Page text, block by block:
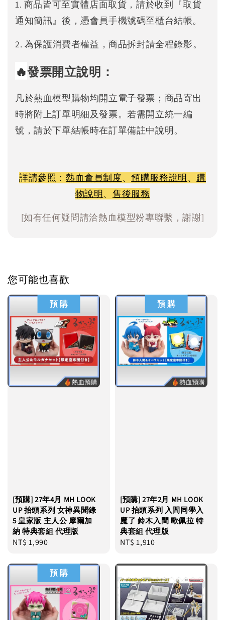
1. 商品皆可至實體店面取貨，請於收到『取貨
通知簡訊』後，憑會員手機號碼至櫃台結帳。
2. 為保護消費者權益，商品拆封請全程錄影。
🔥發票開立說明：
凡於熱血模型購物均開立電子發票；商品寄出
時將附上訂單明細及發票。若需開立統一編
號，請於下單結帳時在訂單備註中說明。
詳請參照： 熱血會員制度、預購服務說明、 購
物說明、 售後服務
[如有任何疑問請洽熱血模型粉專聯繫，謝謝]
您可能也喜歡
預 購
[預購] 27年4月 MH LOOK
UP 抬頭系列 女神異聞錄
5 皇家版 主人公 摩爾加
納 特典套組 代理版
Regular
NT$ 1,990
預 購
[預購] 27年2月 MH LOOK
UP 抬頭系列 入間同學入
魔了 鈴木入間 歐佩拉 特
典套組 代理版
Regular
NT$ 1,910
預 購